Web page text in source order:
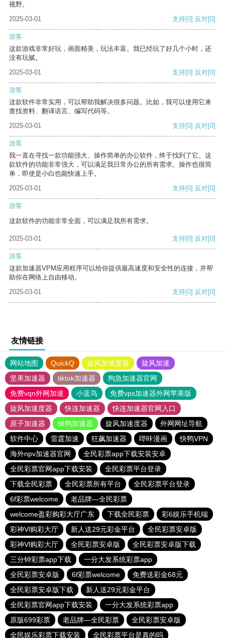
视野。
2025-03-01
支持[0] 反对[0]
游客
这款游戏非常好玩，画面精美，玩法丰富。我已经玩了好几个小时，还
没有玩腻。
2025-03-01
支持[0] 反对[0]
游客
这款软件非常实用，可以帮助我解决很多问题。比如，我可以使用它来
查找资料、翻译语言、编写代码等。
2025-03-01
支持[0] 反对[0]
游客
我一直在寻找一款功能强大、操作简单的办公软件，终于找到了它。这
款软件的功能非常强大，可以满足我日常办公的所有需求。操作也很简
单，即使是小白也能快速上手。
2025-03-01
支持[0] 反对[0]
游客
这款软件的功能非常全面，可以满足我所有需求。
2025-03-01 支持[0] 反对[0]
游客
这款加速器VPM应用程序可以给你提供最高速度和安全性的连接，并帮
助你在网络上自由移动。
2025-03-01
支持[0] 反对[0]
友情链接
网站地图 QuickQ 旋风加速度器
旋风加速
坚果加速器
tiktok加速器
狗急加速器官网
免费vqn外网加速
小蓝鸟
免费vps加速器外网苹果版
旋风加速度器
快连加速器
快连加速器官网入口
原子加速器
快鸭加速器 旋风加速度器
外网网址导航
软件中心
雷霆加速 狂飙加速器 哔咔漫画
快鸭VPN
海外npv加速器官网
全民彩票app下载安装安卓
全民彩票官网app下载安装
全民彩票平台登录
下载全民彩票
全民彩票所有平台
全民彩票平台登录
6f彩票welcome
老品牌—全民彩票
welcome盈彩购彩大厅广东
下载全民彩票
彩6娱乐手机端
彩神Vl购彩大厅
新人送29元彩金平台
全民彩票安卓版
彩神Vl购彩大厅
全民彩票安卓版
全民彩票安卓版下载
三分钟彩票app下载
一分大发系统彩票app
全民彩票安卓版
6f彩票welcome
免费送彩金68元
全民彩票安卓版下载
新人送29元彩金平台
全民彩票官网app下载安装
一分大发系统彩票app
原版699彩票
老品牌—全民彩票
全民彩票安卓版
全民娱乐彩票下载安装
全民彩票平台是真的吗